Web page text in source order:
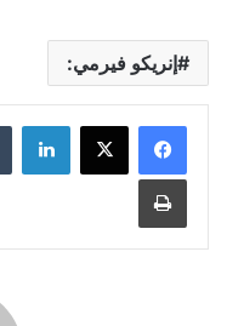
إنريكو فيرمي:
لينكدإن